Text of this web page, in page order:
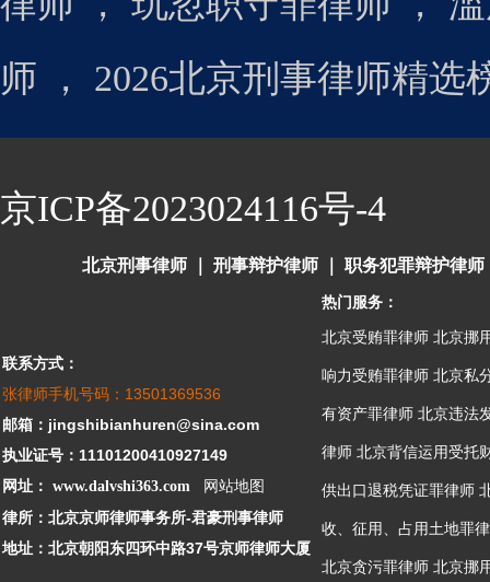
师
， 2026北京刑事律师精选
京ICP备2023024116号-4
北京刑事律师 刑事辩护律师 职务犯罪辩护律师
联系方式：
张律师手机号码：13501369536
邮箱：jingshibianhuren@sina.com
执业证号：11101200410927149
网址： www.dalvshi363.com 网站地图
律所：北京京师律师事务所-君豪刑事律师
地址：北京朝阳东四环中路37号京师律师大厦
热门服务：
北京受贿罪律师 北京挪
响力受贿罪律师 北京私
有资产罪律师 北京违法
律师 北京背信运用受托
供出口退税凭证罪律师
收、征用、占用土地罪
北京贪污罪律师 北京挪